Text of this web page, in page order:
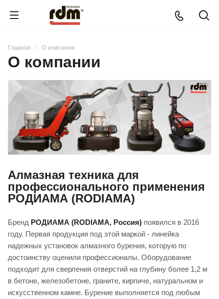
Главная О компании
О компании
Алмазная техника для
профессионального применения
РОДИАМА (RODIAMA)
Бренд РОДИАМА (RODIAMA, Россия) появился в 2016
году. Первая продукция под этой маркой - линейка
надежных установок алмазного бурения, которую по
достоинству оценили профессионалы. Оборудование
подходит для сверления отверстий на глубину более 1,2 м
в бетоне, железобетоне, граните, кирпиче, натуральном и
искусственном камне. Бурение выполняется под любым